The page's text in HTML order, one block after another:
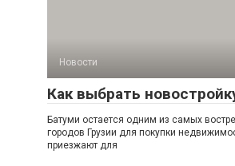
Новости
Как выбрать
Батуми остается одним из самых
городов Грузии для покупки
приезжают для